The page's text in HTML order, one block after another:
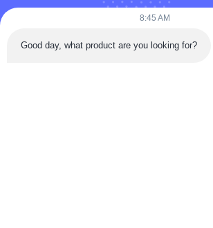
Telefone: 86-180-5882-0351
8:45 AM
Good day, what product are you looking for?